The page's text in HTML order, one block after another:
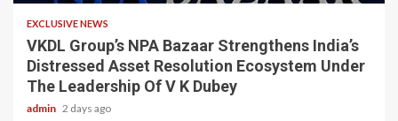
EXCLUSIVE NEWS
VKDL Group’s NPA Bazaar Strengthens India’s
Distressed Asset Resolution Ecosystem Under
The Leadership Of V K Dubey
admin 2 days ago